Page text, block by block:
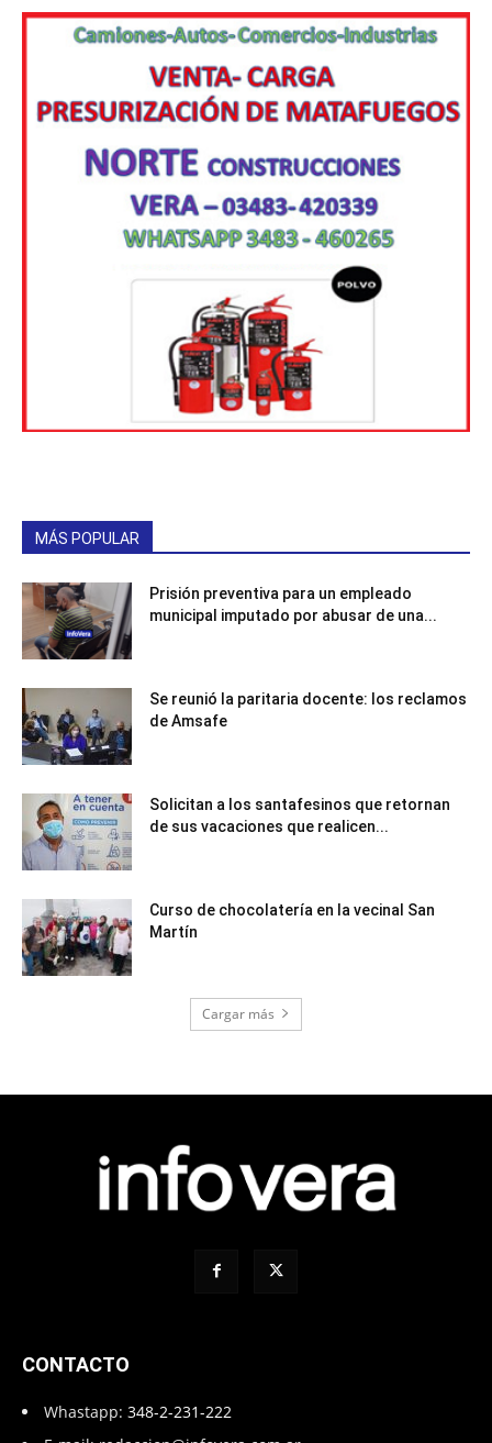
MÁS POPULAR
Prisión preventiva para un empleado
municipal imputado por abusar de una...
Se reunió la paritaria docente: los reclamos
de Amsafe
Solicitan a los santafesinos que retornan
de sus vacaciones que realicen...
Curso de chocolatería en la vecinal San
Martín
Cargar más
CONTACTO
Whastapp: 348-2-231-222